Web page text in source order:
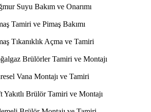
Suyu Bakım ve Onarımı
Tamiri ve Pimaş Bakımı
Tıkanıklık Açma ve Tamiri
Brülörler Tamiri ve Montajı
Vana Montajı ve Tamiri
Yakıtlı Brülör Tamiri ve Montajı